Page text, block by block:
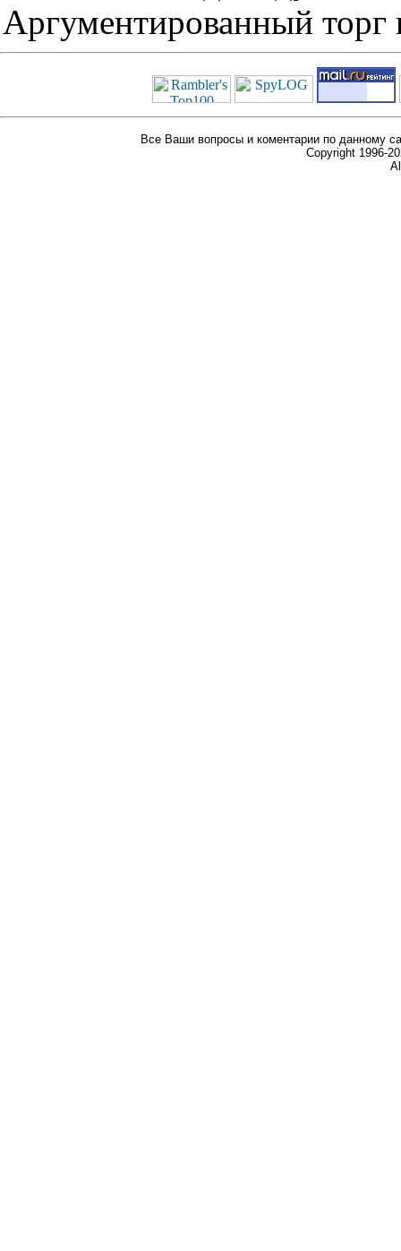
Аргументированный торг
Все Ваши вопросы и коментарии по данному
Copyright 1996-